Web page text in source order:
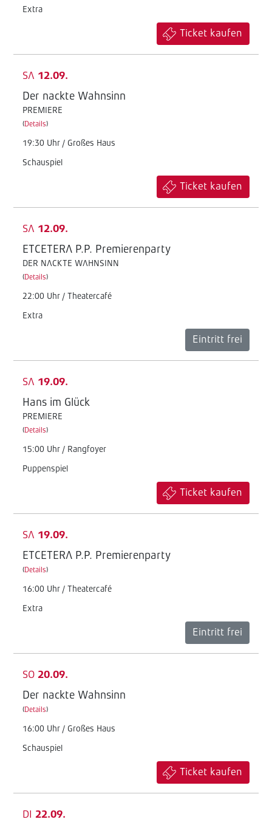
Extra
Ticket kaufen
SA 12.09.
Der nackte Wahnsinn
PREMIERE
(Details)
19:30 Uhr / Großes Haus
Schauspiel
Ticket kaufen
SA 12.09.
ETCETERA P.P. Premierenparty
DER NACKTE WAHNSINN
(Details)
22:00 Uhr / Theatercafé
Extra
Eintritt frei
SA 19.09.
Hans im Glück
PREMIERE
(Details)
15:00 Uhr / Rangfoyer
Puppenspiel
Ticket kaufen
SA 19.09.
ETCETERA P.P. Premierenparty
(Details)
16:00 Uhr / Theatercafé
Extra
Eintritt frei
SO 20.09.
Der nackte Wahnsinn
(Details)
16:00 Uhr / Großes Haus
Schauspiel
Ticket kaufen
DI 22.09.